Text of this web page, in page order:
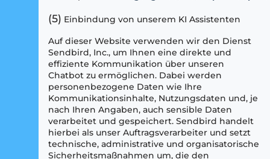
(5) Einbindung von unserem KI Assistenten
Auf dieser Website verwenden wir den Dienst
Sendbird, Inc., um Ihnen eine direkte und
effiziente Kommunikation über unseren
Chatbot zu ermöglichen. Dabei werden
personenbezogene Daten wie Ihre
Kommunikationsinhalte, Nutzungsdaten und, je
nach Ihren Angaben, auch sensible Daten
verarbeitet und gespeichert. Sendbird handelt
hierbei als unser Auftragsverarbeiter und setzt
technische, administrative und organisatorische
Sicherheitsmaßnahmen um, die den